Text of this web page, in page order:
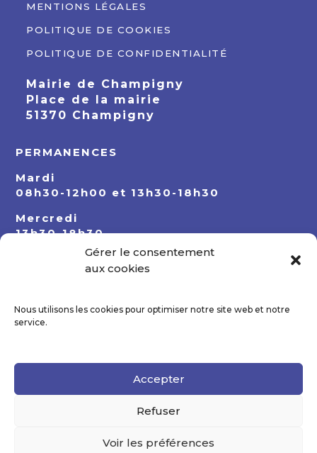
Gérer le consentement
aux cookies
Nous utilisons les cookies pour optimiser notre site web et notre
service.
Accepter
Refuser
Voir les préférences
MENTIONS LÉGALES
POLITIQUE DE COOKIES
POLITIQUE DE CONFIDENTIALITÉ
Mairie de Champigny
Place de la mairie
51370 Champigny
PERMANENCES
Mardi
08h30-12h00 et 13h30-18h30
Mercredi
13h30-18h30
08h30-12h00 et 13h30-18h30